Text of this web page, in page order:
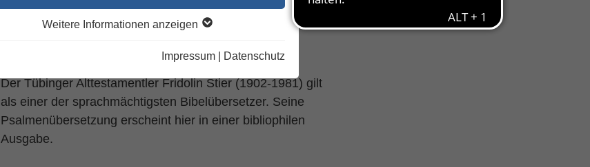
Weitere Informationen anzeigen
Impressum Datenschutz
Fridolin Stier(Autor:in),Eleonore Beck (Herausgeber:in)
lieferbar innerhalb 1-4 Werktagen
Der Tübinger Alttestamentler Fridolin Stier (1902-1981) gilt
als einer der sprachmächtigsten Bibelübersetzer. Seine
Psalmenübersetzung erscheint hier in einer bibliophilen
Ausgabe.